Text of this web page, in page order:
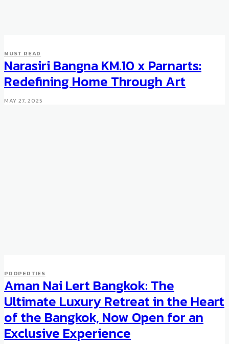
MUST READ
Narasiri Bangna KM.10 x Parnarts:
Redefining Home Through Art
MAY 27, 2025
PROPERTIES
Aman Nai Lert Bangkok: The
Ultimate Luxury Retreat in the Heart
of the Bangkok, Now Open for an
Exclusive Experience